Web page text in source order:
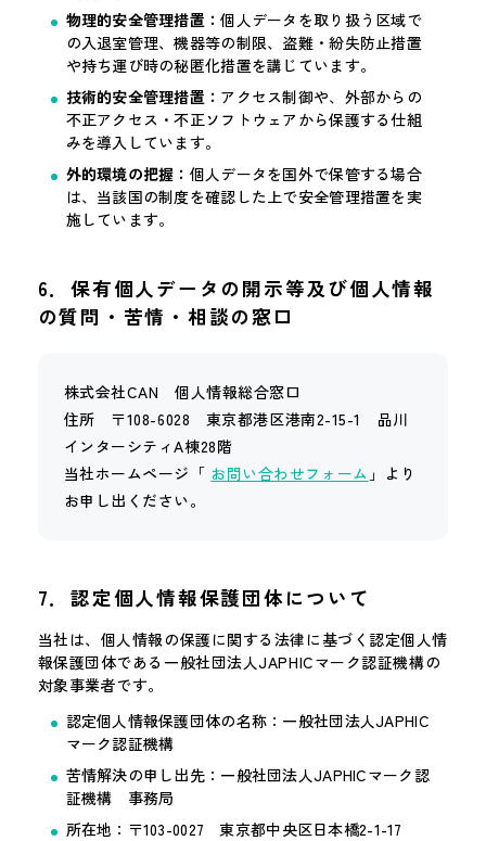
物理的安全管理措置：個人データを取り扱う区域で
の入退室管理、機器等の制限、盗難・紛失防止措置
や持ち運び時の秘匿化措置を講じています。
技術的安全管理措置： アクセス制御や、外部からの
不正アクセス・不正ソフトウェアから保護する仕組
みを導入しています。
外的環境の把握： 個人データを国外で保管する場合
は、当該国の制度を確認した上で安全管理措置を実
施しています。
6．保有個人データの開示等及び個人情報
の質問・苦情・相談の窓口
株式会社CAN 個人情報総合窓口
住所 〒108-6028 東京都港区港南2-15-1 品川
インターシティA棟28階
当社ホームページ「 お問い合わせフォーム 」より
お申し出ください。
7．認定個人情報保護団体について
当社は、個人情報の保護に関する法律に基づく認定個人情
報保護団体である一般社団法人JAPHICマーク認証機構の
対象事業者です。
認定個人情報保護団体の名称：一般社団法人JAPHIC
マーク認証機構
苦情解決の申し出先：一般社団法人JAPHICマーク認
証機構 事務局
所在地：〒103-0027 東京都中央区日本橋2-1-17